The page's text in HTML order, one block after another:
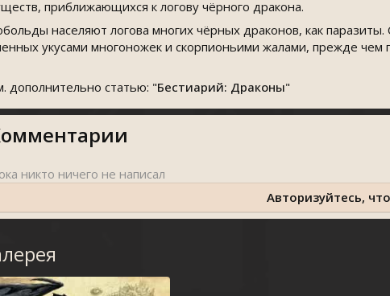
приближающихся к логову чёрного дракона.
населяют логова многих чёрных драконов, как
укусами многоножек и скорпионьими жалами, прежде чем
дополнительно статью: "Бестиарий: Драконы"
Авторизуйтесь,